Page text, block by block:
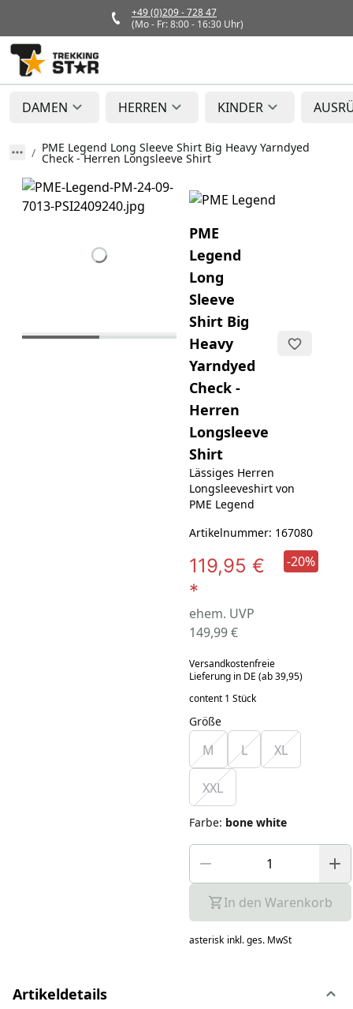
+49 (0)209 - 728 47
(Mo - Fr: 8:00 - 16:30 Uhr)
DAMEN HERREN KINDER
PME Legend Long Sleeve Shirt Big Heavy Yarndyed
Check - Herren Longsleeve Shirt
PME
Legend
Long
Sleeve
Shirt Big
Heavy
Yarndyed
Check -
Herren
Longsleeve
Shirt
Lässiges Herren
Longsleeveshirt von
PME Legend
Artikelnummer: 167080
119,95 €
*
ehem. UVP
149,99 €
-20%
Versandkostenfreie
Lieferung in DE (ab 39,95)
content 1 Stück
Größe
M L XL
XXL
Farbe: bone white
In den Warenkorb
asterisk inkl. ges. MwSt
Artikeldetails